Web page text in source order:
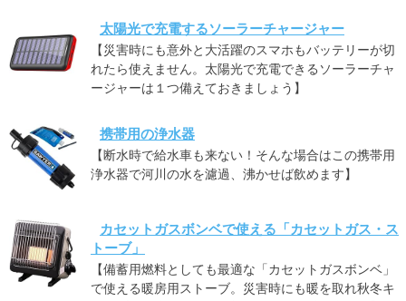
太陽光で充電するソーラーチャージャー
【災害時にも意外と大活躍のスマホもバッテリーが切
れたら使えません。太陽光で充電できるソーラーチャ
ージャーは１つ備えておきましょう】
携帯用の浄水器
【断水時で給水車も来ない！そんな場合はこの携帯用
浄水器で河川の水を濾過、沸かせば飲めます】
カセットガスボンベで使える「カセットガス・ス
トーブ」
【備蓄用燃料としても最適な「カセットガスボンベ」
で使える暖房用ストーブ。災害時にも暖を取れ秋冬キ